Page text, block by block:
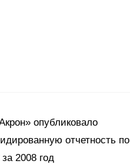
опубликовало
отчетность по
2008 год